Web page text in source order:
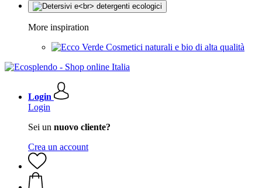
More inspiration
Cosmetici naturali e bio di alta qualità
Login
Login
Sei un nuovo cliente?
Crea un account